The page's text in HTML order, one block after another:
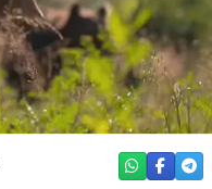
WHATSAPP